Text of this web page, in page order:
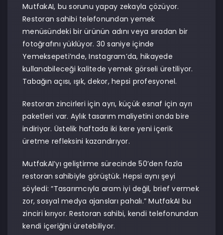
MutfakAI, bu sorunu yapay zekayla çözüyor.
Restoran sahibi telefonundan yemek
menüsündeki bir ürünün adını veya sıradan bir
fotoğrafını yüklüyor. 30 saniye içinde
Yemeksepeti’nde, Instagram’da, hikayede
kullanabileceği kalitede yemek görseli üretiliyor.
Tabağın açısı, ışık, dekor, hepsi profesyonel.
Restoran zincirleri için ayrı, küçük esnaf için ayrı
paketleri var. Aylık tasarım maliyetini onda bire
indiriyor. Üstelik haftada iki kere yeni içerik
üretme refleksini kazandırıyor.
MutfakAI’yı geliştirme sürecinde 50’den fazla
restoran sahibiyle görüştük. Hepsi aynı şeyi
söyledi: “Tasarımcıyla aram iyi değil, brief vermek
zor, sosyal medya ajansları pahalı.” MutfakAI bu
zinciri kırıyor. Restoran sahibi, kendi telefonundan
kendi içeriğini üretebiliyor.